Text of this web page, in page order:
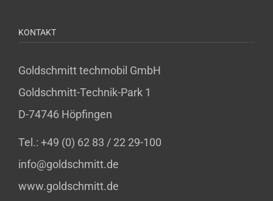
KONTAKT
Goldschmitt techmobil GmbH
Goldschmitt-Technik-Park 1
D-74746 Höpfingen
Tel.: +49 (0) 62 83 / 22 29-100
info@goldschmitt.de
www.goldschmitt.de